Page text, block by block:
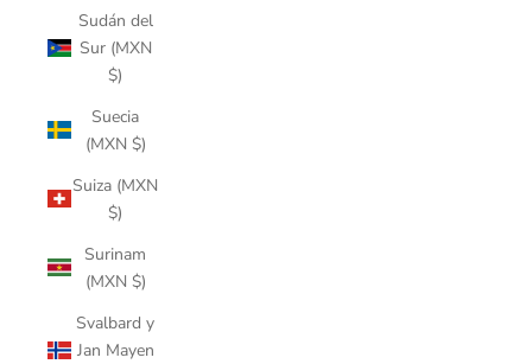
Sudán del
Sur (MXN
$)
Suecia
(MXN $)
Suiza (MXN
$)
Surinam
(MXN $)
Svalbard y
Jan Mayen